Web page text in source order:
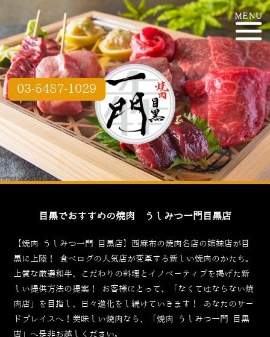
03-5487-1029
目黒でおすすめの焼肉 うしみつ一門目黒店
【焼肉 うしみつ一門 目黒店】西麻布の焼肉名店の姉妹店が目
黒に上陸！
食べログの人気店が変革する新しい焼肉のかたち。
上質な厳選和牛、こだわりの料理とイノベーティブを掲げた新
しい提供方法の提案！
お客様にとって、「なくてはならない焼
肉店」を目指し、日々進化をし続けていきます！
あなたのサー
ドプレイスへ！美味しい焼肉なら、「焼肉 うしみつ一門 目黒
店」へ是非お越しください。